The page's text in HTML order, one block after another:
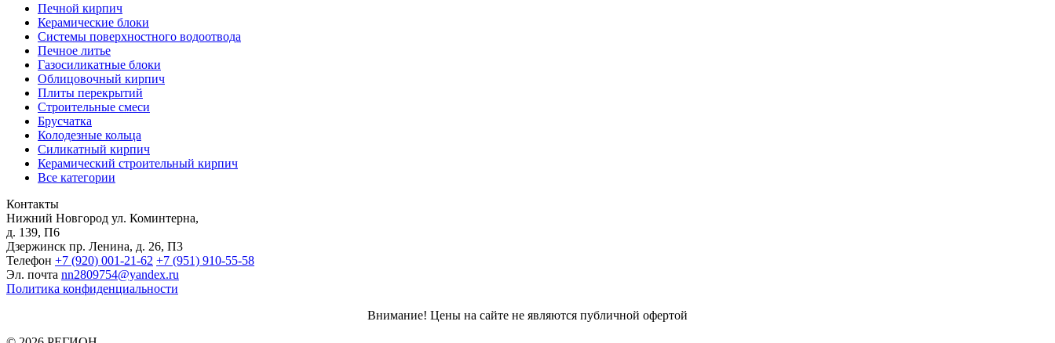
Печной кирпич
Керамические блоки
Системы поверхностного водоотвода
Печное литье
Газосиликатные блоки
Облицовочный кирпич
Плиты перекрытий
Строительные смеси
Брусчатка
Колодезные кольца
Силикатный кирпич
Керамический строительный кирпич
Все категории
Контакты
Нижний Новгород ул. Коминтерна,
д. 139, П6
Дзержинск пр. Ленина, д. 26, П3
Телефон +7 (920) 001-21-62 +7 (951) 910-55-58
Эл. почта nn2809754@yandex.ru
Политика конфиденциальности
Внимание! Цены на сайте не являются публичной офертой